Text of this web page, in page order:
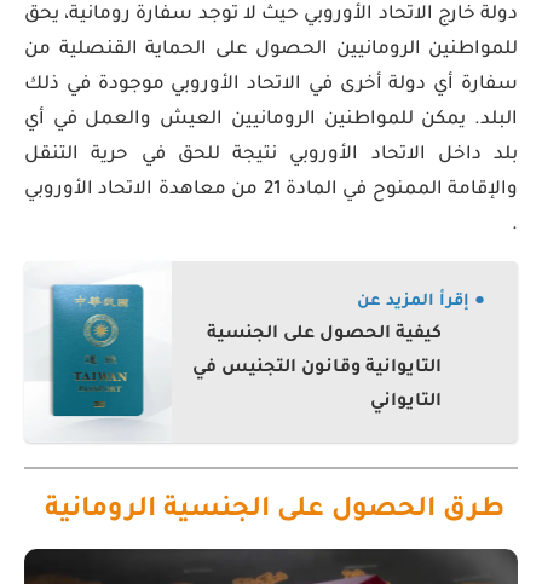
دولة خارج الاتحاد الأوروبي حيث لا توجد سفارة رومانية، يحق
للمواطنين الرومانيين الحصول على الحماية القنصلية من
سفارة أي دولة أخرى في الاتحاد الأوروبي موجودة في ذلك
البلد. يمكن للمواطنين الرومانيين العيش والعمل في أي
بلد داخل الاتحاد الأوروبي نتيجة للحق في حرية التنقل
والإقامة الممنوح في المادة 21 من معاهدة الاتحاد الأوروبي
.
● إقرأ المزيد عن
كيفية الحصول على الجنسية
التايوانية وقانون التجنيس في
التايواني
طرق الحصول على الجنسية الرومانية